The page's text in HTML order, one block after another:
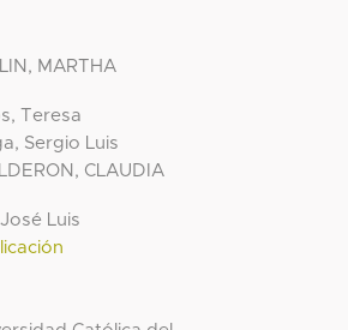
MARTHA
Teresa
Sergio Luis
CLAUDIA
Luis